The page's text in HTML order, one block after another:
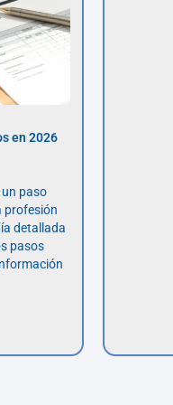
en 2026
un paso
profesión
detallada
pasos